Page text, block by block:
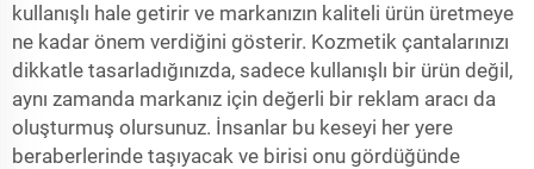
kullanışlı hale getirir ve markanızın kaliteli ürün üretmeye
ne kadar önem verdiğini gösterir. Kozmetik çantalarınızı
dikkatle tasarladığınızda, sadece kullanışlı bir ürün değil,
aynı zamanda markanız için değerli bir reklam aracı da
oluşturmuş olursunuz. İnsanlar bu keseyi her yere
beraberlerinde taşıyacak ve birisi onu gördüğünde